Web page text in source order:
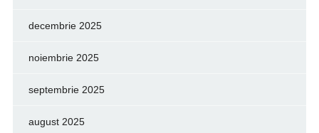
decembrie 2025
noiembrie 2025
septembrie 2025
august 2025